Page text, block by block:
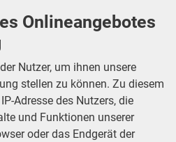
Onlineangebotes
Nutzer, um ihnen unsere
stellen zu können. Zu diesem
Adresse des Nutzers, die
und Funktionen unserer
oder das Endgerät der